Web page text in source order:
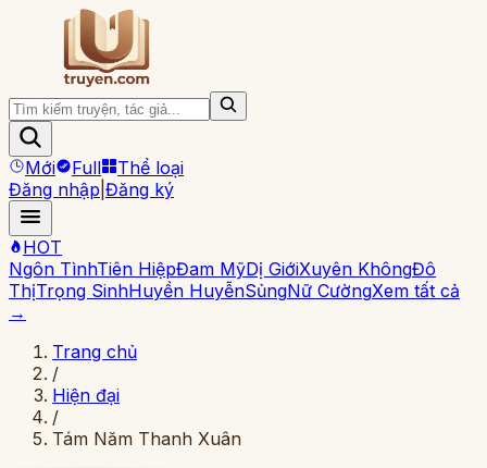
Mới Full
Thể loại
Đăng nhập Đăng ký
HOT
Ngôn TìnhTiên HiệpĐam MỹDị GiớiXuyên KhôngĐô
ThịTrọng SinhHuyền HuyễnSủngNữ CườngXem tất cả
→
Trang chủ
/
Hiện đại
/
Tám Năm Thanh Xuân